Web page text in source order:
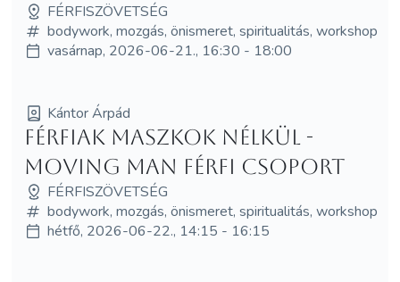
FÉRFISZÖVETSÉG
bodywork, mozgás, önismeret, spiritualitás, workshop
vasárnap, 2026-06-21., 16:30 - 18:00
Kántor Árpád
Férfiak maszkok nélkül -
Moving Man férfi csoport
FÉRFISZÖVETSÉG
bodywork, mozgás, önismeret, spiritualitás, workshop
hétfő, 2026-06-22., 14:15 - 16:15